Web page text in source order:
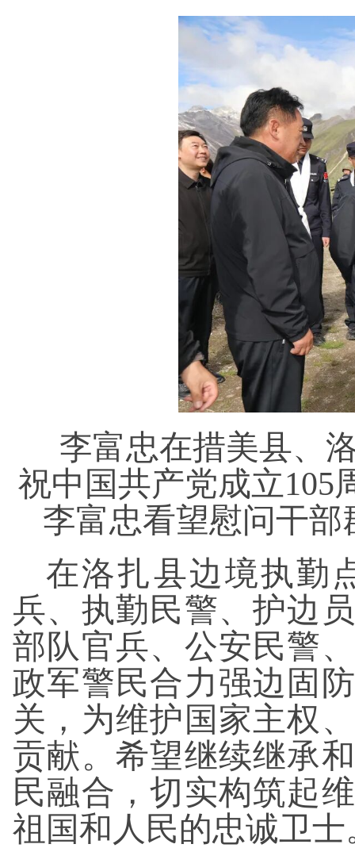
李富忠在措美县、
祝中国共产党成立105
李富忠看望慰问干
在洛扎县边境执勤
兵、执勤民警、护边
部队官兵、公安民警
政军警民合力强边固
关，为维护国家主权
贡献。希望继续继承
民融合，切实构筑起
祖国和人民的忠诚卫士